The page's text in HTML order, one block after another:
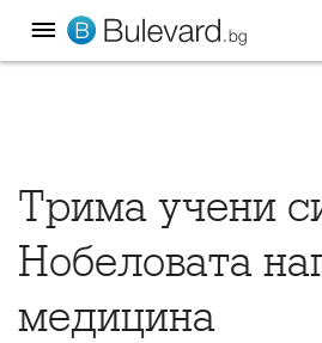
Трима учени
Нобеловата
медицина